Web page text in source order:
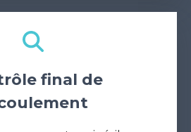
final de